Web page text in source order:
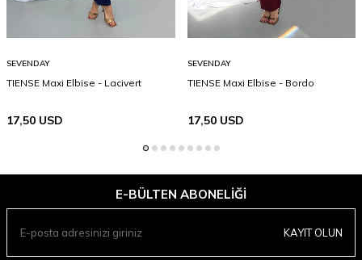
SEVENDAY
TIENSE Maxi Elbise - Lacivert
17,50 USD
SEVENDAY
TIENSE Maxi Elbise - Bordo
17,50USD
E-BÜLTEN ABONELIĞI
KAYIT OLUN